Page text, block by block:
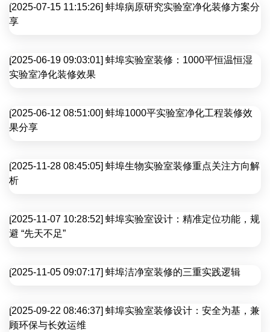
[2025-07-15 11:15:26] 蚌埠病原研究实验室净化装修方案分
享
[2025-06-19 09:03:01] 蚌埠实验室装修：1000平恒温恒湿
实验室净化装修效果
[2025-06-12 08:51:00] 蚌埠1000平实验室净化工程装修效
果分享
[2025-11-28 08:45:05] 蚌埠生物实验室装修重点关注方向解
析
[2025-11-07 10:28:52] 蚌埠实验室设计：精准定位功能，规
避 “先天不足”
[2025-11-05 09:07:17] 蚌埠洁净室装修的三重实践逻辑
[2025-09-22 08:46:37] 蚌埠实验室装修设计：安全为基，兼
顾环保与长效运维